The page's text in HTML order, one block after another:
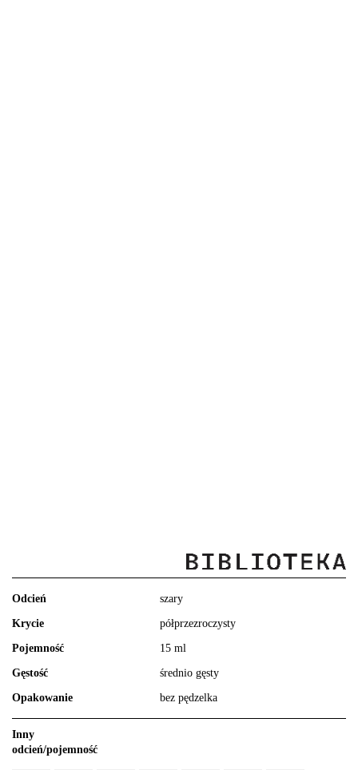
Odcień szary
Krycie półprzezroczysty
Pojemność 15 ml
Gęstość średnio gęsty
Opakowanie bez pędzelka
Inny
odcień/pojemność